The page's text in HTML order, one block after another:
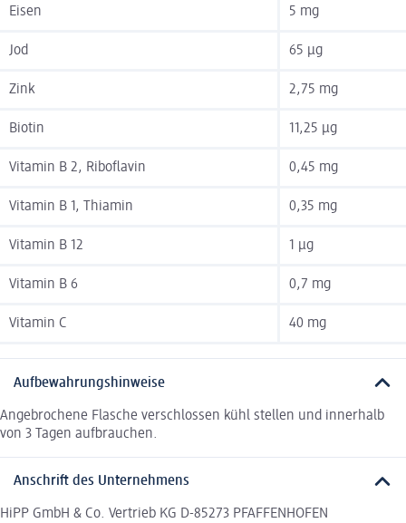
Eisen 5 mg
Jod 65 µg
Zink 2,75 mg
Biotin 11,25 µg
Vitamin B 2, Riboflavin 0,45 mg
Vitamin B 1, Thiamin 0,35 mg
Vitamin B 12 1 µg
Vitamin B 6 0,7 mg
Vitamin C 40 mg
Aufbewahrungshinweise
Angebrochene Flasche verschlossen kühl stellen und innerhalb
von 3 Tagen aufbrauchen.
Anschrift des Unternehmens
HiPP GmbH & Co. Vertrieb KG D-85273 PFAFFENHOFEN